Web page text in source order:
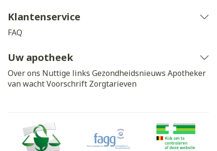
Klantenservice
FAQ
Uw apotheek
Over ons Nuttige links Gezondheidsnieuws Apotheker
van wachtVoorschrift Zorgtarieven